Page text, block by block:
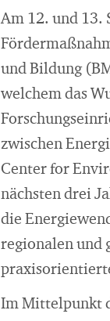
Am 12. und 13.
und Bildung
welchem das
zwischen
Center for
nächsten drei
die
regionalen und
Im Mittelpunkt